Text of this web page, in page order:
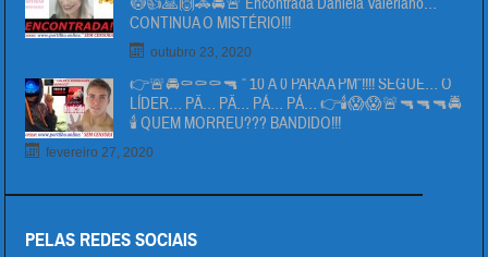
CONTINUA O MISTÉRIO!!!
outubro 23, 2020
👉🚨🚔⚰⚰⚰🔫 ” 10 Á 0 PARA A PM”!!!! SEGUE… O
LÍDER… PÄ… PÄ… PÁ… PÁ… 👉🕯😱😱🚨🔫🔫🔫🚔
🕯 QUEM MORREU??? BANDIDO!!!
fevereiro 27, 2020
PELAS REDES SOCIAIS